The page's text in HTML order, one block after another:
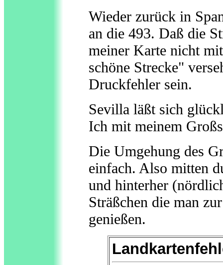
Wieder zurück in
an die 493. Daß die
meiner Karte nicht
schöne Strecke"
Druckfehler sein.
Sevilla läßt sich
Ich mit meinem
Die Umgehung des
einfach. Also mitten
und hinterher
Sträßchen die man
genießen.